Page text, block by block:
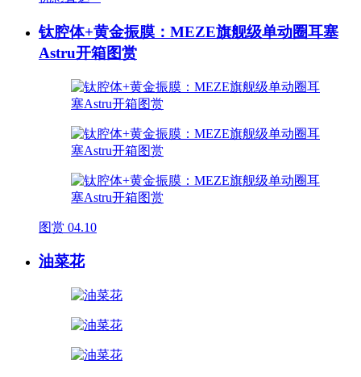
钛腔体+黄金振膜：MEZE旗舰级单动圈耳塞
Astru开箱图赏
图赏 04.10
油菜花